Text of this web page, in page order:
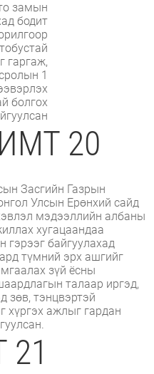
замын
бодит
гаргаж,
1
болгох
20
Засгийн Газрын
Улсын Ерөнхий сайд
мэдээллийн албаны
хугацаандаа
гэрээг байгуулахад
түмний эрх ашгийг
зүй ёсны
талаар иргэд,
зөв, тэнцвэртэй
хүргэх ажлыг гардан